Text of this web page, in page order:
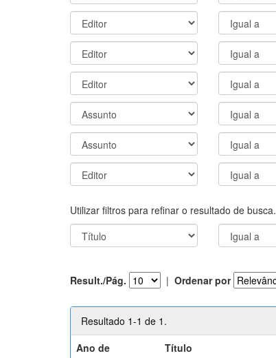
Utilizar filtros para refinar o resultado de busca.
Result./Pág. | Ordenar por
Resultado 1-1 de 1.
Ano de
Título